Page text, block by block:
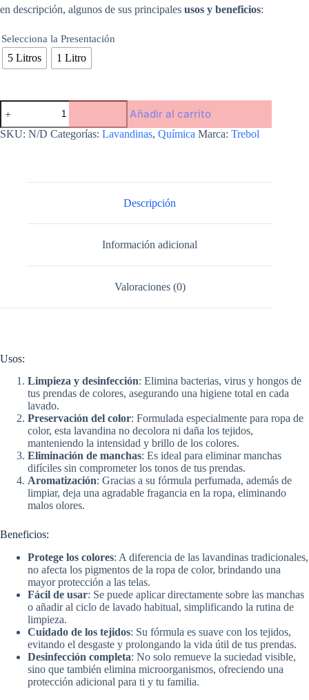
en descripción, algunos de sus principales usos y beneficios:
Selecciona la Presentación
5 Litros 1 Litro
Lavandina
para
Ropa
de
Añadir al carrito
SKU: N/D Categorías: Lavandinas, Química Marca: Trebol
Descripción
Información adicional
Valoraciones (0)
Usos:
Limpieza y desinfección: Elimina bacterias, virus y hongos de
tus prendas de colores, asegurando una higiene total en cada
lavado.
Preservación del color: Formulada especialmente para ropa de
color, esta lavandina no decolora ni daña los tejidos,
manteniendo la intensidad y brillo de los colores.
Eliminación de manchas: Es ideal para eliminar manchas
difíciles sin comprometer los tonos de tus prendas.
Aromatización: Gracias a su fórmula perfumada, además de
limpiar, deja una agradable fragancia en la ropa, eliminando
malos olores.
Beneficios:
Protege los colores: A diferencia de las lavandinas tradicionales,
no afecta los pigmentos de la ropa de color, brindando una
mayor protección a las telas.
Fácil de usar: Se puede aplicar directamente sobre las manchas
o añadir al ciclo de lavado habitual, simplificando la rutina de
limpieza.
Cuidado de los tejidos: Su fórmula es suave con los tejidos,
evitando el desgaste y prolongando la vida útil de tus prendas.
Desinfección completa: No solo remueve la suciedad visible,
sino que también elimina microorganismos, ofreciendo una
protección adicional para ti y tu familia.